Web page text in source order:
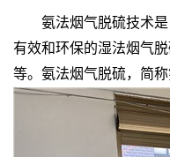
氨法烟气脱硫技术是
有效和环保的湿法烟气
等。氨法烟气脱硫，简